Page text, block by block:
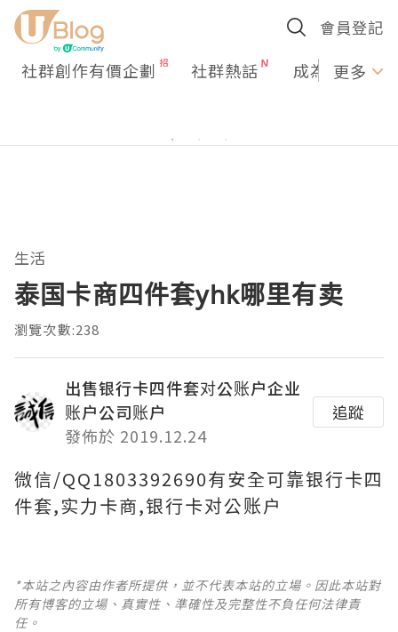
會員登記
社群創作有價企劃 社群熱話 成為U更多
生活
泰国卡商四件套yhk哪里有卖
瀏覽次數:238
出售银行卡四件套对公账户企业
账户公司账户
發佈於 2019.12.24
追蹤
微信/QQ1803392690有安全可靠银行卡四
件套,实力卡商,银行卡对公账户
*本站之內容由作者所提供，並不代表本站的立場。因此本站對
所有博客的立場、真實性、準確性及完整性不負任何法律責
任。